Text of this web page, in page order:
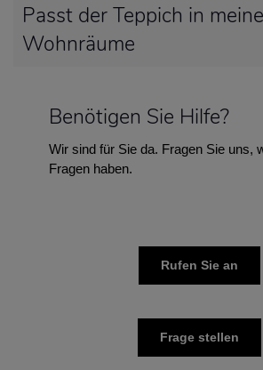
Passt der Teppich in meine
Wohnräume
Benötigen Sie Hilfe?
Wir sind für Sie da. Fragen Sie uns,
Fragen haben.
Rufen Sie an
Frage stellen